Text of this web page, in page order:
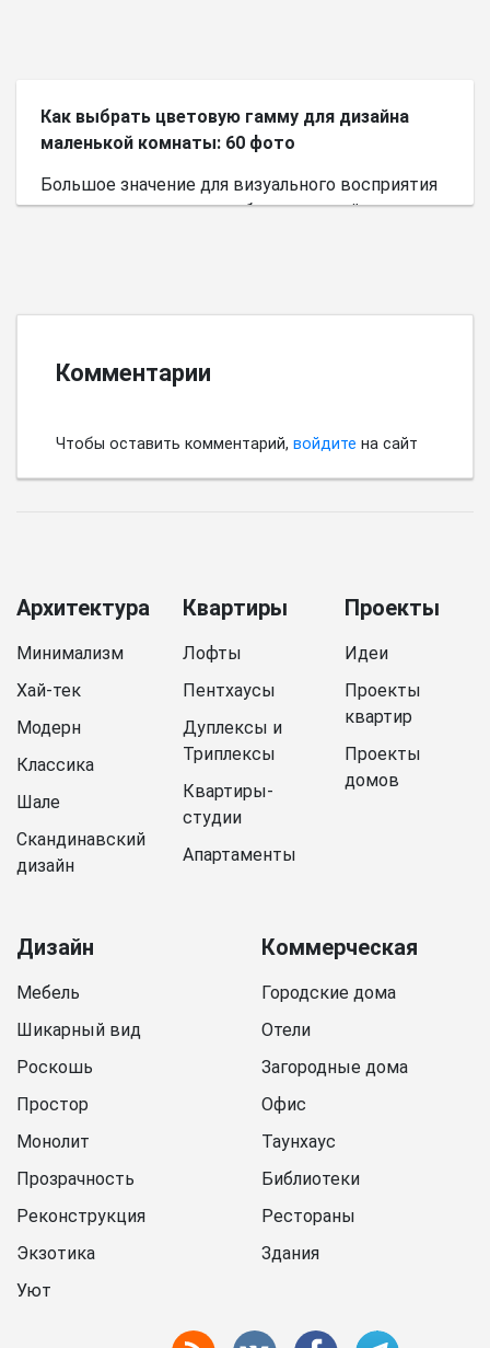
Как выбрать цветовую гамму для дизайна
маленькой комнаты: 60 фото
Большое значение для визуального восприятия
пространства имеет выбор цветовой палитры.
Комментарии
Чтобы оставить комментарий, войдите на сайт
Архитектура
Минимализм
Хай-тек
Модерн
Классика
Шале
Скандинавский
дизайн
Квартиры
Лофты
Пентхаусы
Дуплексы и
Триплексы
Квартиры-
студии
Апартаменты
Проекты
Идеи
Проекты
квартир
Проекты
домов
Дизайн
Мебель
Шикарный вид
Роскошь
Простор
Монолит
Прозрачность
Реконструкция
Экзотика
Уют
Коммерческая
Городские дома
Отели
Загородные дома
Офис
Таунхаус
Библиотеки
Рестораны
Здания